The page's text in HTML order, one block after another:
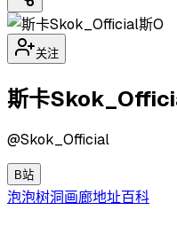
斯O
关注
斯卡
@Skok_Official
B站
泡泡树洞画廊地址百科